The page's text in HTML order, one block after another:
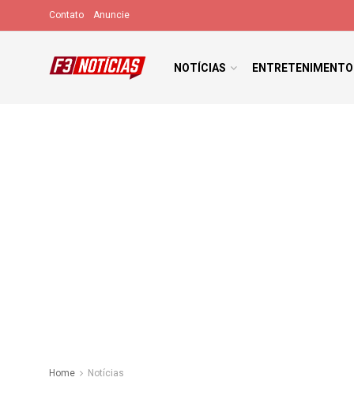
Contato Anuncie
NOTÍCIAS ENTRETENIMENTO
Home Notícias